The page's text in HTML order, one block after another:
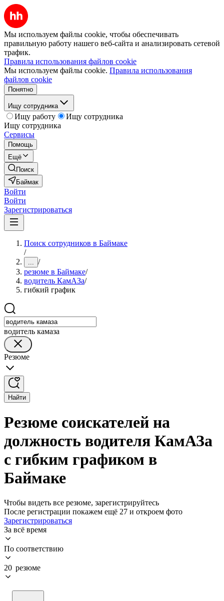
Мы используем файлы cookie, чтобы обеспечивать
правильную работу нашего веб-сайта и анализировать сетевой
трафик.
Правила использования файлов cookie
Мы используем файлы cookie. Правила использования
файлов cookie
Понятно
Ищу сотрудника
Ищу работу
Ищу сотрудника
Ищу сотрудника
Сервисы
Помощь
Ещё
Поиск
Баймак
Войти
Войти
Зарегистрироваться
Поиск сотрудников в Баймаке
/
... /
резюме в Баймаке/
водитель КамАЗа/
гибкий график
водитель камаза
Резюме
Найти
Резюме соискателей на
должность водителя КамАЗа
с гибким графиком в
Баймаке
Чтобы видеть все резюме, зарегистрируйтесь
После регистрации покажем ещё 27 и откроем фото
Зарегистрироваться
За всё время
По соответствию
20 резюме